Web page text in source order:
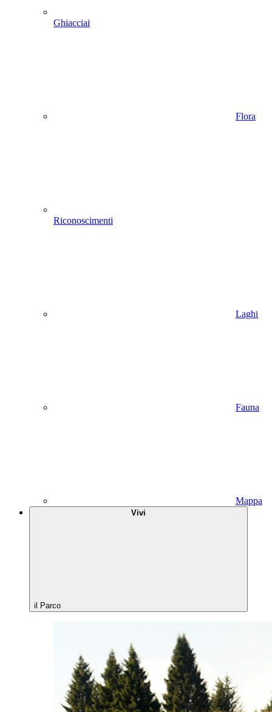
Ghiacciai
Flora
Riconoscimenti
Laghi
Fauna
Mappa
Vivi
il Parco